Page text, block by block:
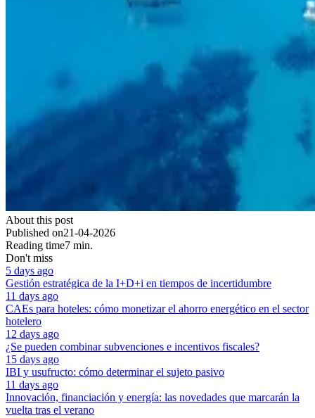
About this post
Published on21-04-2026
Reading time7 min.
Don't miss
5 days ago
Gestión estratégica de la I+D+i en tiempos de incertidumbre
11 days ago
CAEs para hoteles: cómo monetizar el ahorro energético en el sector
hotelero
12 days ago
¿Se pueden combinar subvenciones e incentivos fiscales?
15 days ago
IBI y usufructo: cómo determinar el sujeto pasivo
11 days ago
Innovación, financiación y energía: las novedades que marcarán la
vuelta tras el verano